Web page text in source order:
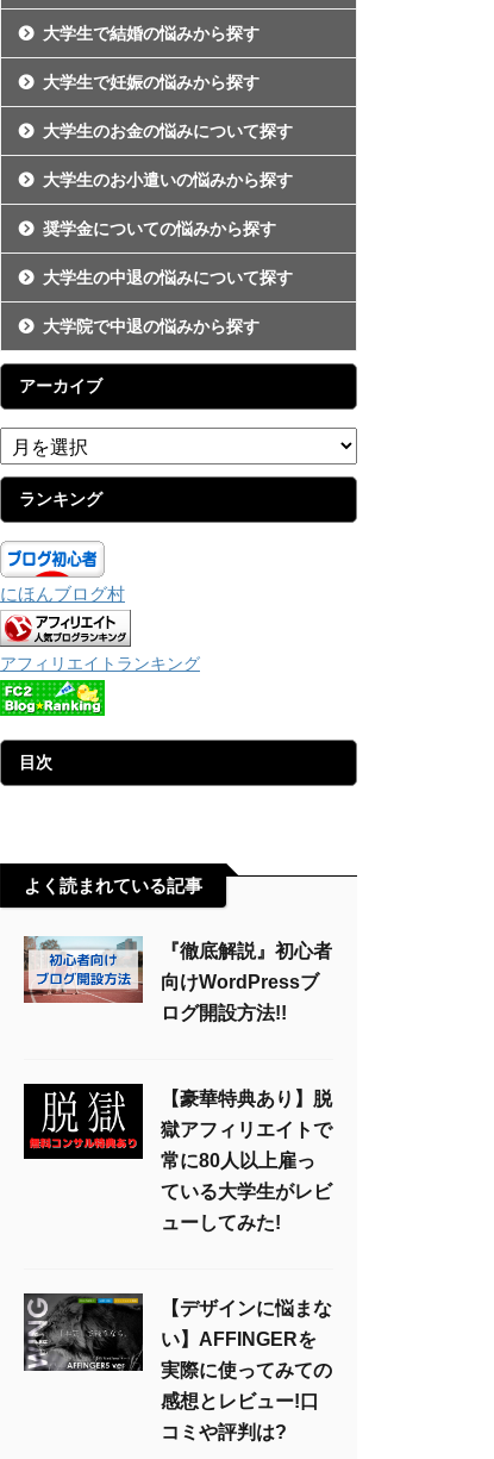
大学生で結婚の悩みから探す
大学生で妊娠の悩みから探す
大学生のお金の悩みについて探す
大学生のお小遣いの悩みから探す
奨学金についての悩みから探す
大学生の中退の悩みについて探す
大学院で中退の悩みから探す
アーカイブ
ランキング
にほんブログ村
アフィリエイトランキング
目次
よく読まれている記事
『徹底解説』初心者
向けWordPressブ
ログ開設方法!!
【豪華特典あり】脱
獄アフィリエイトで
常に80人以上雇っ
ている大学生がレビ
ューしてみた!
【デザインに悩まな
い】AFFINGERを
実際に使ってみての
感想とレビュー!口
コミや評判は?